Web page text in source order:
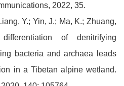
2022, 35.
Y.; Yin, J.; Ma, K.; Zhuang,
of denitrifying
bacteria and archaea leads
in a Tibetan alpine wetland.